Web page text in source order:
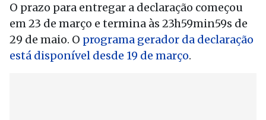
O prazo para entregar a declaração começou
em 23 de março e termina às 23h59min59s de
29 de maio. O programa gerador da declaração
está disponível desde 19 de março.